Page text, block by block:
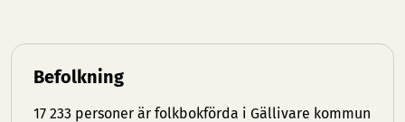
Befolkning
17 233 personer är folkbokförda i Gällivare kommun